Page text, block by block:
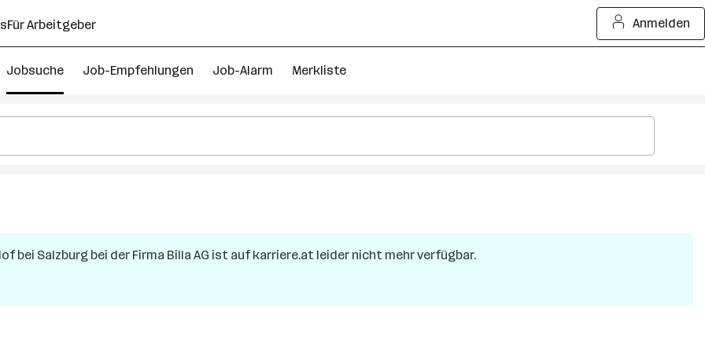
Für Arbeitgeber Anmelden
Jobsuche Job-Empfehlungen Job-Alarm Merkliste
bei Salzburg bei der Firma Billa AG ist auf karriere.at leider nicht mehr verfügbar.